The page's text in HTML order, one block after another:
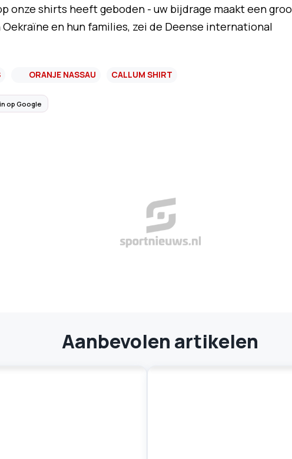
onze shirts heeft geboden - uw bijdrage maakt een
en hun families, zei de Deense international
ORANJE NASSAU CALLUM SHIRT
op Google
Aanbevolen artikelen